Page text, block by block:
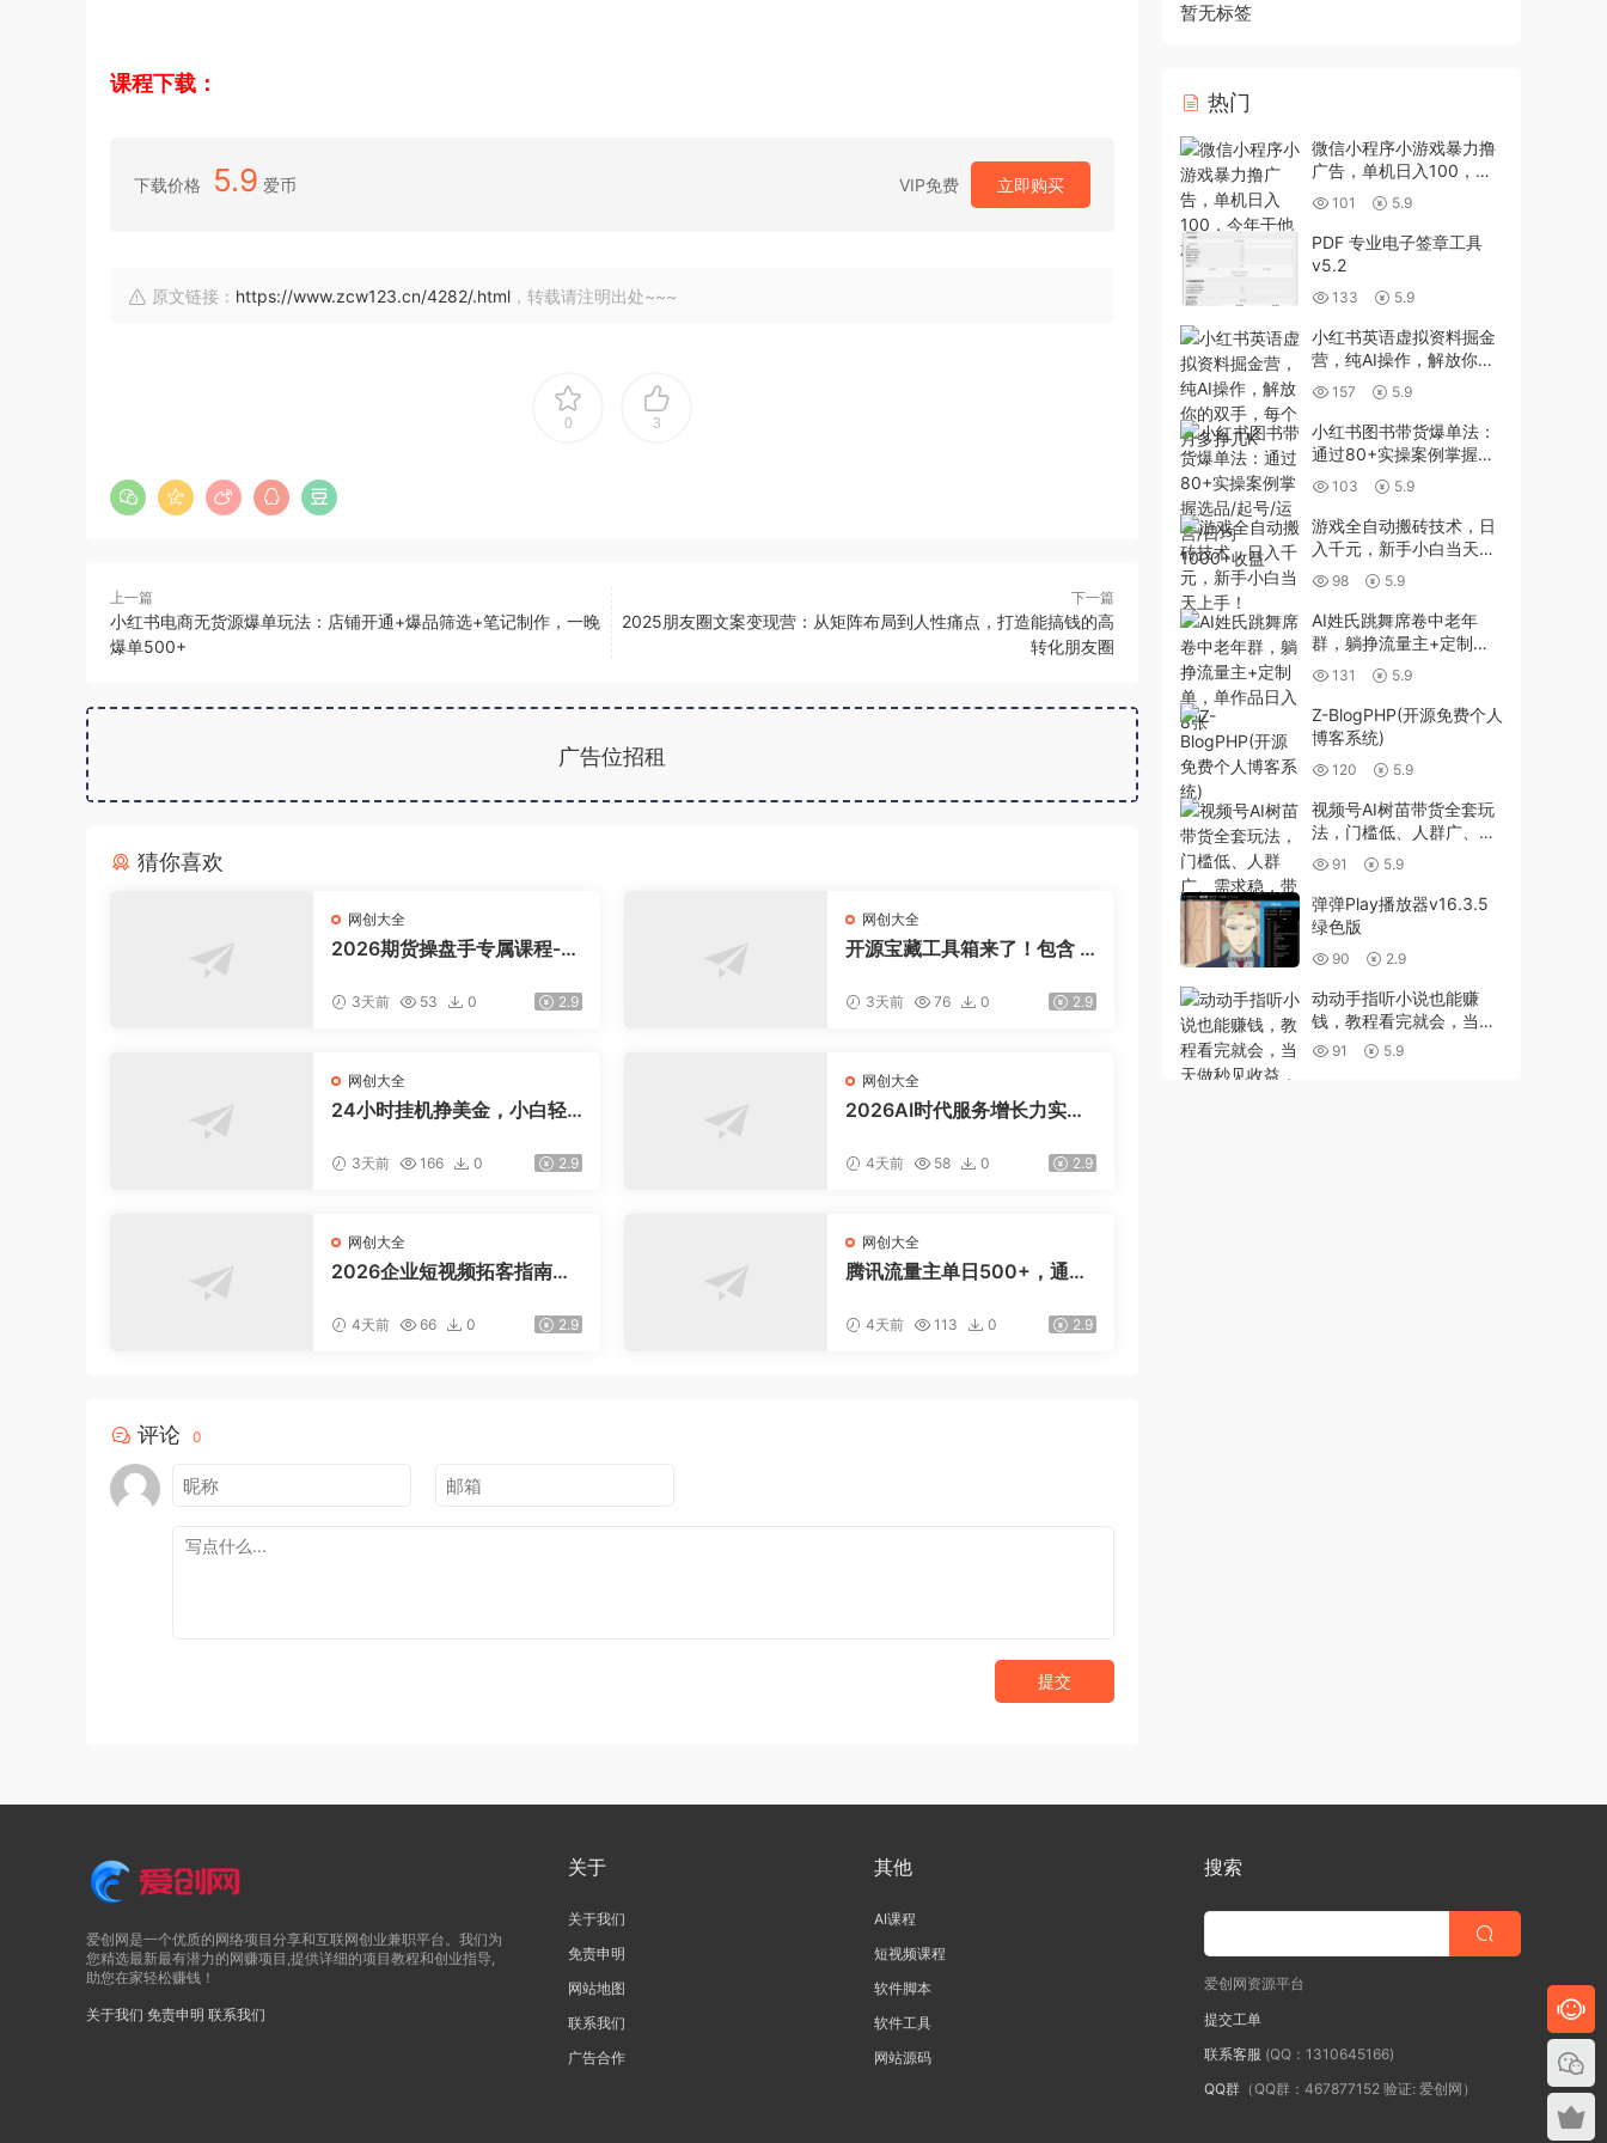
课程下载：
下载价格 5.9 爱币 VIP免费 立即购买
原文链接： https://www.zcw123.cn/4282/.html ，转载请注明出处~~~
0 3
上一篇
小红书电商无货源爆单玩法：店铺开通+爆品筛选+笔记制作，一晚
爆单500+
下一篇
2025朋友圈文案变现营：从矩阵布局到人性痛点，打造能搞钱的高
转化朋友圈
广告位招租
猜你喜欢
网创大全
2026期货操盘手专属课程-更
适配短线玩家打造成熟交易模
3天前 53 0 2.9
网创大全
开源宝藏工具箱来了！包含 P
0+ 工具，完全离线免费使用
3天前 76 0 2.9
网创大全
24小时挂机挣美金，小白轻
3天前 166 0 2.9
网创大全
2026AI时代服务增长力实战
法教学，破解门店客源流失低
4天前 58 0 2.9
网创大全
2026企业短视频拓客指南：
案镜头实操，打通公域引流私
4天前 66 0 2.9
网创大全
腾讯流量主单日500+，通过
稳定躺赚腾讯广告收益
4天前 113 0 2.9
评论 0
提交
暂无标签
热门
微信小程序小游戏暴力撸
广告，单机日入100，今
年干他就完事了
101 5.9
PDF 专业电子签章工具
v5.2
133 5.9
小红书英语虚拟资料掘金
营，纯AI操作，解放你的
双手，每个月多挣几K
157 5.9
小红书图书带货爆单法：
通过80+实操案例掌握选
品/起号/运营/日均
1000+收益
103 5.9
游戏全自动搬砖技术，日
入千元，新手小白当天上
手！
98 5.9
AI姓氏跳舞席卷中老年
群，躺挣流量主+定制
单，单作品日入8张
131 5.9
Z-BlogPHP(开源免费个人
博客系统)
120 5.9
视频号AI树苗带货全套玩
法，门槛低、人群广、需
求稳，带货嘎嘎猛！(更新
0401)
91 5.9
弹弹Play播放器v16.3.5
绿色版
90 2.9
动动手指听小说也能赚
钱，教程看完就会，当天
做秒见收益，新手小白认
91 5.9
爱创网是一个优质的网络项目分享和互联网创业兼职平台。我们为
您精选最新最有潜力的网赚项目,提供详细的项目教程和创业指导,
助您在家轻松赚钱！
关于我们 免责申明 联系我们
关于
关于我们
免责申明
网站地图
联系我们
广告合作
其他
AI课程
短视频课程
软件脚本
软件工具
网站源码
搜索
爱创网资源平台
提交工单
联系客服 (QQ：1310645166)
QQ群（QQ群：467877152 验证: 爱创网）